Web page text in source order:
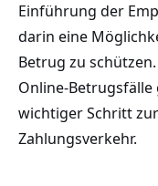
Einführung der
darin eine
Betrug zu
Online-
wichtiger Schritt
Zahlungsverkehr.